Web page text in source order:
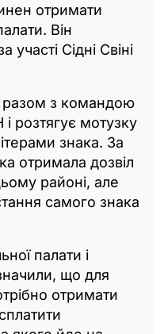
отримати
Він
Сідні Свіні
разом з командою
і розтягує мотузку
знака. За
отримала дозвіл
районі, але
самого знака
палати і
що для
отримати